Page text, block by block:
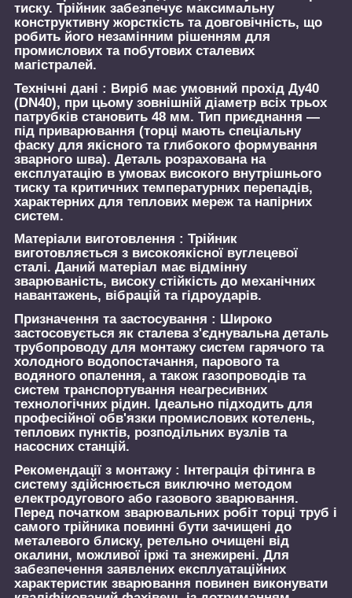
тиску. Трійник забезпечує максимальну
конструктивну жорсткість та довговічність, що
робить його незамінним рішенням для
промислових та побутових сталевих
магістралей.
Технічні дані : Виріб має умовний прохід Ду40
(DN40), при цьому зовнішній діаметр всіх трьох
патрубків становить 48 мм. Тип приєднання —
під приварювання (торці мають спеціальну
фаску для якісного та глибокого формування
зварного шва). Деталь розрахована на
експлуатацію в умовах високого внутрішнього
тиску та критичних температурних перепадів,
характерних для теплових мереж та напірних
систем.
Матеріали виготовлення : Трійник
виготовляється з високоякісної вуглецевої
сталі. Даний матеріал має відмінну
зварюваність, високу стійкість до механічних
навантажень, вібрацій та гідроударів.
Призначення та застосування : Широко
застосовується як сталева з'єднувальна деталь
трубопроводу для монтажу систем гарячого та
холодного водопостачання, парового та
водяного опалення, а також газопроводів та
систем транспортування неагресивних
технологічних рідин. Ідеально підходить для
професійної обв'язки промислових котелень,
теплових пунктів, розподільних вузлів та
насосних станцій.
Рекомендації з монтажу : Інтеграція фітинга в
систему здійснюється виключно методом
електродугового або газового зварювання.
Перед початком зварювальних робіт торці труб і
самого трійника повинні бути зачищені до
металевого блиску, ретельно очищені від
окалини, можливої іржі та знежирені. Для
забезпечення заявлених експлуатаційних
характеристик зварювання повинен виконувати